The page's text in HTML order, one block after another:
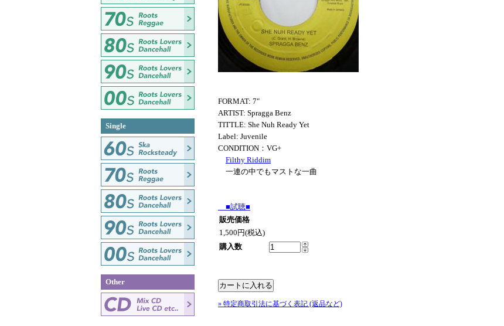
FORMAT: 7"
ARTIST: Spragga Benz
TITTLE: She Nuh Ready Yet
Label: Juvenile
CONDITION：VG+
Filthy Riddim
一連の中でもマストな一曲
■試聴■
販売価格
1,500円(税込)
購入数
» 特定商取引法に基づく表記 (返品など)
Single
Other